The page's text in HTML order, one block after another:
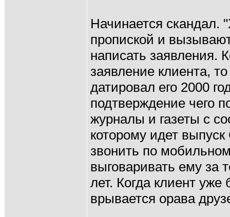
Начинается скандал.
пропиской и
написать заявления.
заявление клиента,
датировал его 2000
подтверждение чего
журналы и газеты с
которому идет
звонить по
выговаривать ему за
лет. Когда клиент уже
врывается орава